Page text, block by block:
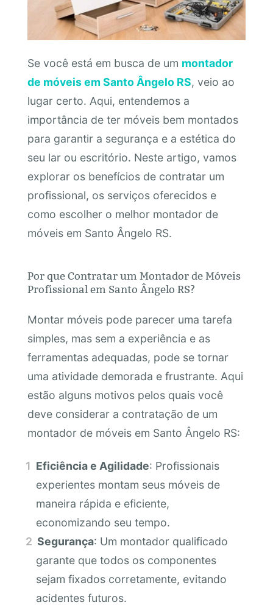
Se você está em busca de um montador
de móveis em Santo Ângelo RS, veio ao
lugar certo. Aqui, entendemos a
importância de ter móveis bem montados
para garantir a segurança e a estética do
seu lar ou escritório. Neste artigo, vamos
explorar os benefícios de contratar um
profissional, os serviços oferecidos e
como escolher o melhor montador de
móveis em Santo Ângelo RS.
Por que Contratar um Montador de Móveis
Profissional em Santo Ângelo RS?
Montar móveis pode parecer uma tarefa
simples, mas sem a experiência e as
ferramentas adequadas, pode se tornar
uma atividade demorada e frustrante. Aqui
estão alguns motivos pelos quais você
deve considerar a contratação de um
montador de móveis em Santo Ângelo RS:
Eficiência e Agilidade: Profissionais
experientes montam seus móveis de
maneira rápida e eficiente,
economizando seu tempo.
Segurança: Um montador qualificado
garante que todos os componentes
sejam fixados corretamente, evitando
acidentes futuros.